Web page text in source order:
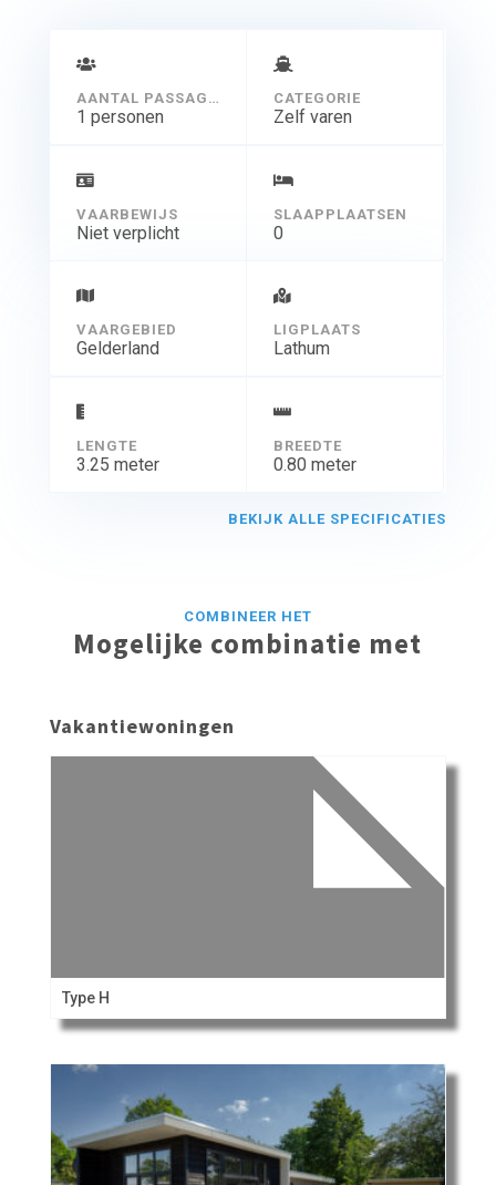
AANTAL PASSAGIERS
1 personen
CATEGORIE
Zelf varen
VAARBEWIJS
Niet verplicht
SLAAPPLAATSEN
0
VAARGEBIED
Gelderland
LIGPLAATS
Lathum
LENGTE
3.25 meter
BREEDTE
0.80 meter
BEKIJK ALLE SPECIFICATIES
COMBINEER HET
Mogelijke combinatie met
Vakantiewoningen
Type H